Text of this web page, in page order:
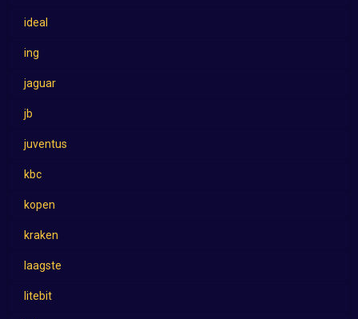
ideal
ing
jaguar
jb
juventus
kbc
kopen
kraken
laagste
litebit